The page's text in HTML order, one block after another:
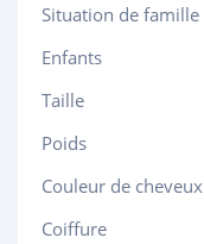
Situation de famille
Enfants
Taille
Poids
Couleur de cheveux
Coiffure